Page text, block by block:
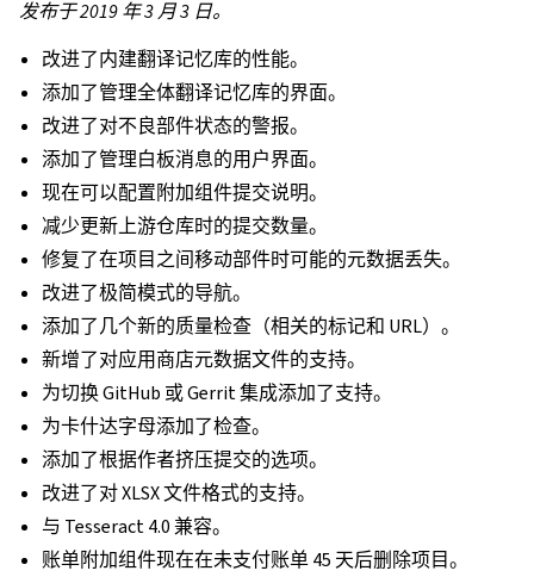
发布于 2019 年 3 月 3 日。
改进了内建翻译记忆库的性能。
添加了管理全体翻译记忆库的界面。
改进了对不良部件状态的警报。
添加了管理白板消息的用户界面。
现在可以配置附加组件提交说明。
减少更新上游仓库时的提交数量。
修复了在项目之间移动部件时可能的元数据丢失。
改进了极简模式的导航。
添加了几个新的质量检查（相关的标记和 URL）。
新增了对应用商店元数据文件的支持。
为切换 GitHub 或 Gerrit 集成添加了支持。
为卡什达字母添加了检查。
添加了根据作者挤压提交的选项。
改进了对 XLSX 文件格式的支持。
与 Tesseract 4.0 兼容。
账单附加组件现在在未支付账单 45 天后删除项目。